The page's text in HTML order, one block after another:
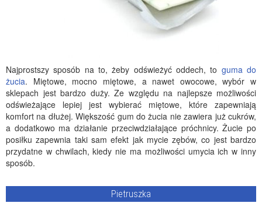
Najprostszy sposób na to, żeby odświeżyć oddech, to guma do
żucia. Miętowe, mocno miętowe, a nawet owocowe, wybór w
sklepach jest bardzo duży. Ze względu na najlepsze możliwości
odświeżające lepiej jest wybierać miętowe, które zapewniają
komfort na dłużej. Większość gum do żucia nie zawiera już cukrów,
a dodatkowo ma działanie przeciwdziałające próchnicy. Żucie po
posiłku zapewnia taki sam efekt jak mycie zębów, co jest bardzo
przydatne w chwilach, kiedy nie ma możliwości umycia ich w inny
sposób.
Pietruszka